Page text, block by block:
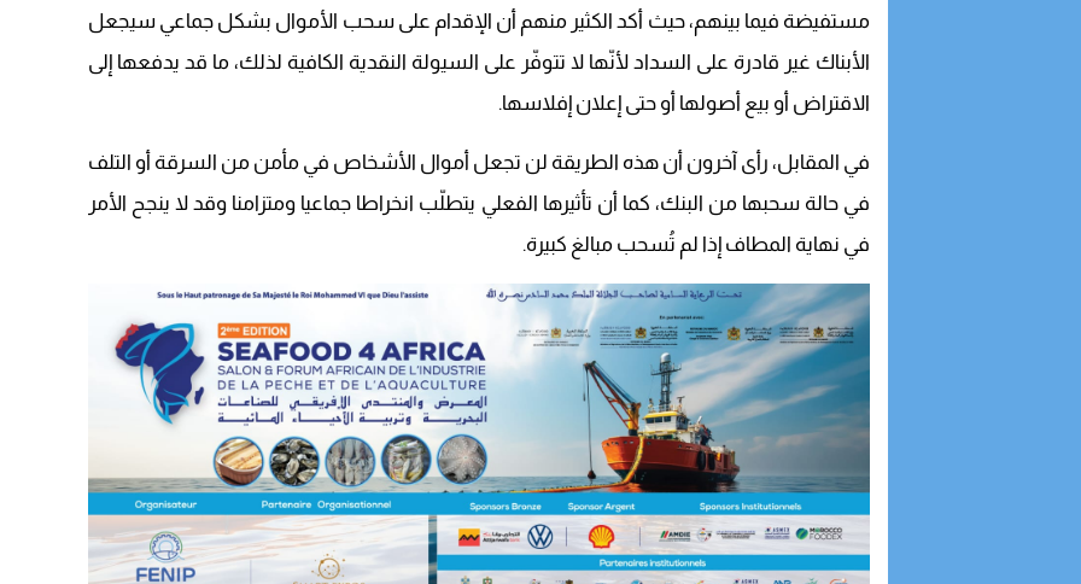
مستفيضة فيما بينهم، حيث أكد الكثير منهم أن الإقدام على سحب الأموال بشكل جماعي سيجعل
الأبناك غير قادرة على السداد لأنّها لا تتوفّر على السيولة النقدية الكافية لذلك، ما قد يدفعها إلى
الاقتراض أو بيع أصولها أو حتى إعلان إفلاسها.
في المقابل، رأى آخرون أن هذه الطريقة لن تجعل أموال الأشخاص في مأمن من السرقة أو التلف
في حالة سحبها من البنك، كما أن تأثيرها الفعلي يتطلّب انخراطا جماعيا ومتزامنا وقد لا ينجح الأمر
في نهاية المطاف إذا لم تُسحب مبالغ كبيرة.